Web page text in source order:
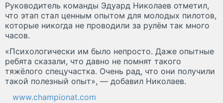
Руководитель команды Эдуард Николаев отметил,
что этап стал ценным опытом для молодых пилотов,
которые никогда не проводили за рулём так много
часов.
«Психологически им было непросто. Даже опытные
ребята сказали, что давно не помнят такого
тяжёлого спецучастка. Очень рад, что они получили
такой полезный опыт», — добавил Николаев.
www.championat.com